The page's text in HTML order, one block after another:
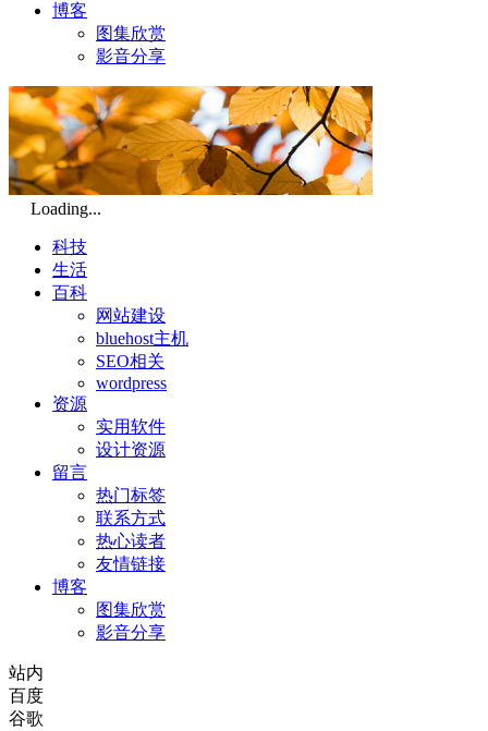
博客
图集欣赏
影音分享
Loading...
科技
生活
百科
网站建设
bluehost主机
SEO相关
wordpress
资源
实用软件
设计资源
留言
热门标签
联系方式
热心读者
友情链接
博客
图集欣赏
影音分享
站内
百度
谷歌